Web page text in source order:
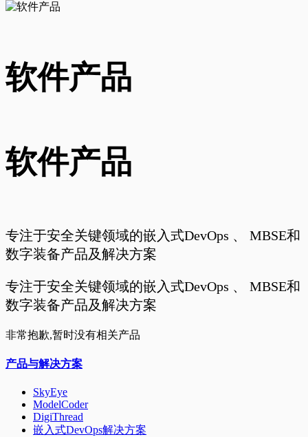
软件产品
软件产品
专注于安全关键领域的嵌入式DevOps 、 MBSE和
数字装备产品及解决方案
专注于安全关键领域的嵌入式DevOps 、 MBSE和
数字装备产品及解决方案
非常抱歉,暂时没有相关产品
产品与解决方案
SkyEye
ModelCoder
DigiThread
嵌入式DevOps解决方案